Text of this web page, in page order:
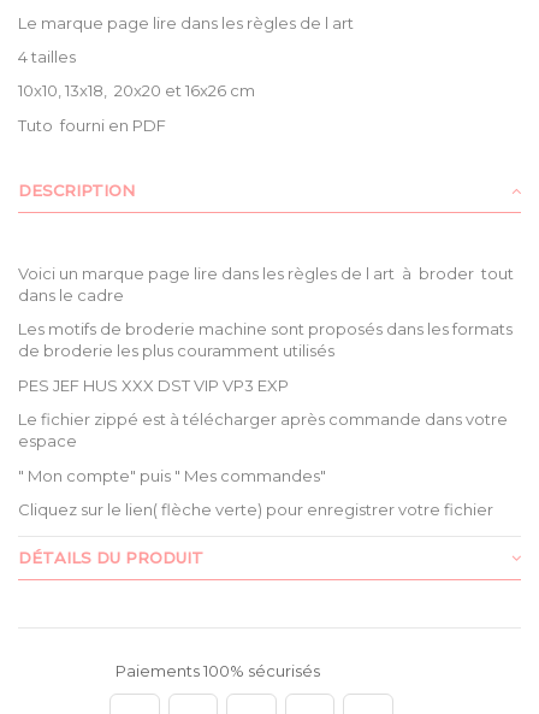
Le marque page lire dans les règles de l art
4 tailles
10x10, 13x18, 20x20 et 16x26 cm
Tuto fourni en PDF
DESCRIPTION
Voici un marque page lire dans les règles de l art à broder tout
dans le cadre
Les motifs de broderie machine sont proposés dans les formats
de broderie les plus couramment utilisés
PES JEF HUS XXX DST VIP VP3 EXP
Le fichier zippé est à télécharger après commande dans votre
espace
" Mon compte" puis " Mes commandes"
Cliquez sur le lien( flèche verte) pour enregistrer votre fichier
DÉTAILS DU PRODUIT
Paiements 100% sécurisés